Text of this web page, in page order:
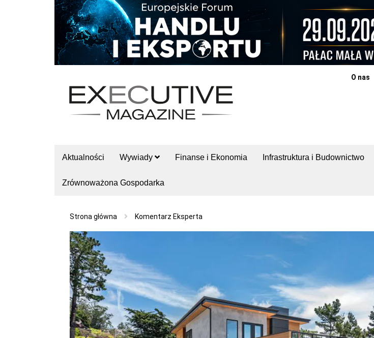
O nas
Aktualności Wywiady Finanse i Ekonomia Infrastruktura i Budownictwo
Zrównoważona Gospodarka
Strona główna Komentarz Eksperta